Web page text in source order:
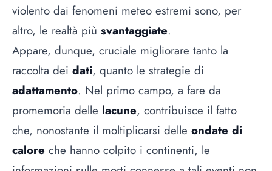
violento dai fenomeni meteo estremi sono, per
altro, le realtà più svantaggiate.
Appare, dunque, cruciale migliorare tanto la
raccolta dei dati, quanto le strategie di
adattamento. Nel primo campo, a fare da
promemoria delle lacune, contribuisce il fatto
che, nonostante il moltiplicarsi delle ondate di
calore che hanno colpito i continenti, le